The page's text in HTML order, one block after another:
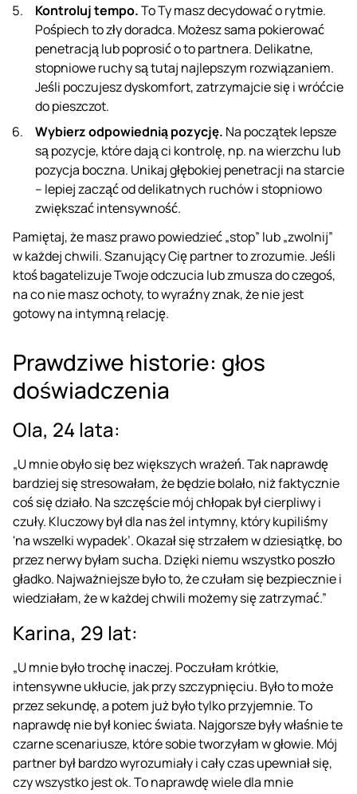
Kontroluj tempo.To Ty masz decydować o rytmie.
Pośpiech to zły doradca. Możesz sama pokierować
penetracją lub poprosić o to partnera. Delikatne,
stopniowe ruchy są tutaj najlepszym rozwiązaniem.
Jeśli poczujesz dyskomfort, zatrzymajcie się i wróćcie
do pieszczot.
Wybierz odpowiednią pozycję. Na początek lepsze
są pozycje, które dają ci kontrolę, np. na wierzchu lub
pozycja boczna. Unikaj głębokiej penetracji na starcie
– lepiej zacząć od delikatnych ruchów i stopniowo
zwiększać intensywność.
Pamiętaj, że masz prawo powiedzieć „stop” lub „zwolnij”
w każdej chwili. Szanujący Cię partner to zrozumie. Jeśli
ktoś bagatelizuje Twoje odczucia lub zmusza do czegoś,
na co nie masz ochoty, to wyraźny znak, że nie jest
gotowy na intymną relację.
Prawdziwe historie: głos
doświadczenia
Ola, 24 lata:
„U mnie obyło się bez większych wrażeń. Tak naprawdę
bardziej się stresowałam, że będzie bolało, niż faktycznie
coś się działo. Na szczęście mój chłopak był cierpliwy i
czuły. Kluczowy był dla nasżel intymny, który kupiliśmy
'na wszelki wypadek’. Okazał się strzałem w dziesiątkę, bo
przez nerwy byłam sucha. Dzięki niemu wszystko poszło
gładko. Najważniejsze było to, że czułam się bezpiecznie i
wiedziałam, że w każdej chwili możemy się zatrzymać.”
Karina, 29 lat:
„U mnie było trochę inaczej. Poczułam krótkie,
intensywne ukłucie, jak przy szczypnięciu. Było to może
przez sekundę, a potem już było tylko przyjemnie. To
naprawdę nie był koniec świata. Najgorsze były właśnie te
czarne scenariusze, które sobie tworzyłam w głowie. Mój
partner był bardzo wyrozumiały i cały czas upewniał się,
czy wszystko jest ok. To naprawdę wiele dla mnie